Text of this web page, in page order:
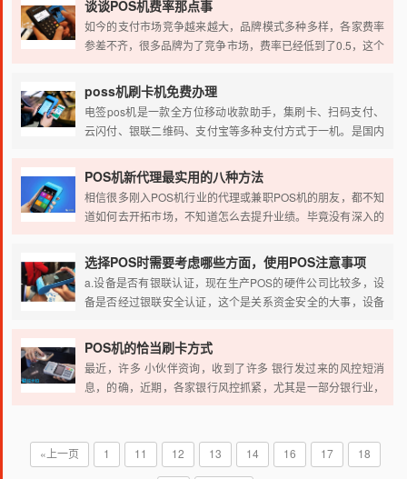
我们应该根据哪些方面来选择POS机呢？小编这里总结三点：
商户、费率、售后。
谈谈POS机费率那点事
如今的支付市场竞争越来越大，品牌模式多种多样，各家费率
参差不齐，很多品牌为了竞争市场，费率已经低到了0.5，这个
来说，估计很容易上当，具体怎么回事，下面我们会详细说
说。
poss机刷卡机免费办理
电签pos机是一款全方位移动收款助手，集刷卡、扫码支付、
云闪付、银联二维码、支付宝等多种支付方式于一机。是国内
在为个人小微商户、个体工商户、企业提供全面、智慧、精准
的综合性收款解决方案，致力于成为传统支付升级转型的助推
器。poss机刷卡机免费办理，poss机刷卡机免费领取，poss机
刷卡机免费送！
POS机新代理最实用的八种方法
相信很多刚入POS机行业的代理或兼职POS机的朋友，都不知
道如何去开拓市场，不知道怎么去提升业绩。毕竟没有深入的
路。
选择POS时需要考虑哪些方面，使用POS注意事项
a.设备是否有银联认证，现在生产POS的硬件公司比较多，设
备是否经过银联安全认证，这个是关系资金安全的大事，设备
关，假如手机刷卡器的硬件设备不达标，使用时就会产生有很
多问题。有可能会发生，设备是用不了的，还有就是可能会出
现刷卡的时候反应不灵敏，导致每次刷卡都不成功
POS机的恰当刷卡方式
最近，许多 小伙伴资询，收到了许多 银行发过来的风控短消
息，的确，近期，各家银行风控抓紧，尤其是一部分银行业，
«上一页
1 11 12 13 14 16 17 18